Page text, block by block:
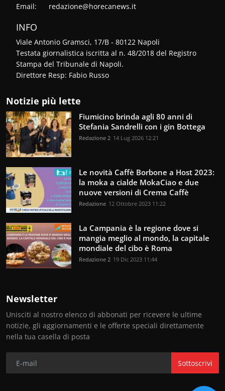
Email: redazione@horecanews.it
INFO
Viale Antonio Gramsci, 17/B - 80122 Napoli
Testata giornalistica iscritta al n. 48/2018 del Registro
Stampa del Tribunale di Napoli.
Direttore Resp: Fabio Russo
Notizie più lette
Fiumicino brinda agli 80 anni di
Stefania Sandrelli con i gin Bottega
Redazione 2 14 Lug 2026 12:21
Le novità Caffè Borbone a Host 2023:
la moka a cialde MokaCiao e due
nuove versioni di Crema Caffè
Redazione 12 Ottobre 2023 11:22
La Campania è la regione dove si
mangia meglio al mondo, la capitale
mondiale del cibo è Roma
Redazione 2 19 Dic 2023 11:44
Newsletter
Unisciti al nostro elenco di abbonati per ricevere le ultime
notizie, gli aggiornamenti e le offerte speciali direttamente
nella tua casella di posta
Sottoscrivi